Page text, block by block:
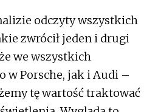
odczyty wszystkich
zwrócił jeden i drugi
we wszystkich
w Porsche, jak i Audi –
tę wartość traktować